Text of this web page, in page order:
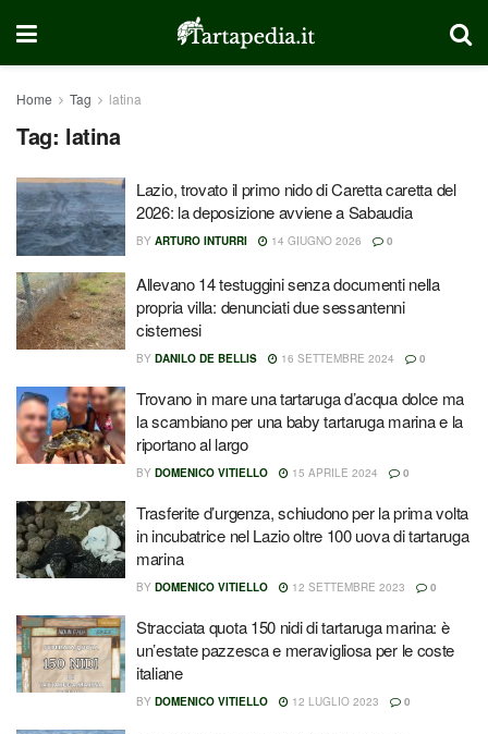
Home Tag latina
Tag: latina
Lazio, trovato il primo nido di Caretta caretta del
2026: la deposizione avviene a Sabaudia
BY ARTURO INTURRI 14 GIUGNO 2026 0
Allevano 14 testuggini senza documenti nella
propria villa: denunciati due sessantenni
cisternesi
BY DANILO DE BELLIS 16 SETTEMBRE 2024 0
Trovano in mare una tartaruga d’acqua dolce ma
la scambiano per una baby tartaruga marina e la
riportano al largo
BY DOMENICO VITIELLO 15 APRILE 2024 0
Trasferite d’urgenza, schiudono per la prima volta
in incubatrice nel Lazio oltre 100 uova di tartaruga
marina
BY DOMENICO VITIELLO 12 SETTEMBRE 2023 0
Stracciata quota 150 nidi di tartaruga marina: è
un’estate pazzesca e meravigliosa per le coste
italiane
BY DOMENICO VITIELLO 12 LUGLIO 2023 0